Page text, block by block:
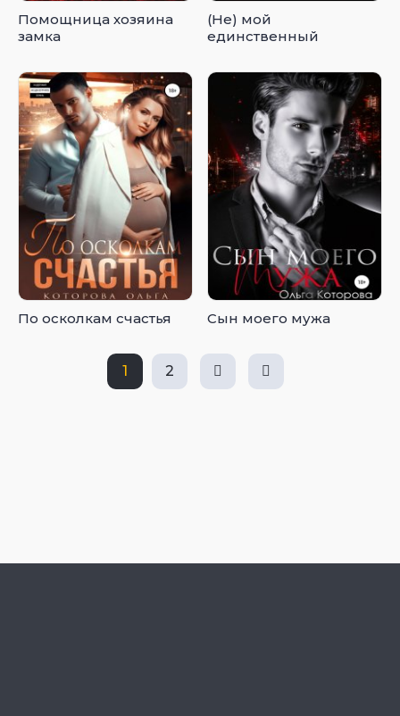
Помощница хозяина
замка
(Не) мой
единственный
По осколкам счастья Сын моего мужа
1 2